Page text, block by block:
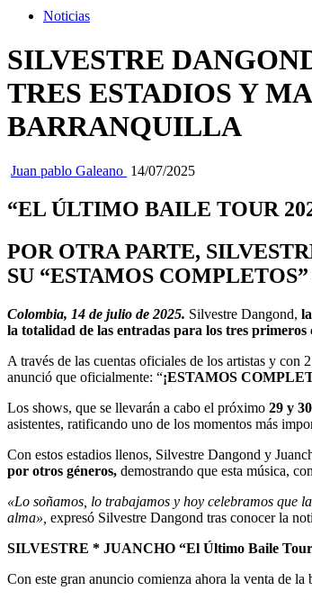
Noticias
SILVESTRE
TRES ESTADIOS Y
BARRANQUILLA
Juan pablo Galeano 14/07/2025
“EL ÚLTIMO BAILE TOUR
POR OTRA PARTE,
SU “ESTAMOS
Colombia, 14 de julio de 2025. Silvestre Dangond,
la totalidad de las entradas para los tres primeros
A través de las cuentas oficiales de los artistas y con
anunció que oficialmente: “¡ESTAMOS
Los shows, que se llevarán a cabo el próximo 29 y
asistentes, ratificando uno de los momentos más
Con estos estadios llenos, Silvestre Dangond y
por otros géneros, demostrando que esta música,
«Lo soñamos, lo trabajamos y hoy celebramos que
alma», expresó Silvestre Dangond tras conocer la
SILVESTRE * JUANCHO “El Último Baile
Con este gran anuncio comienza ahora la venta de